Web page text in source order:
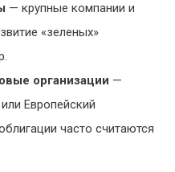
— крупные компании и
«зеленых»
организации —
Европейский
часто считаются